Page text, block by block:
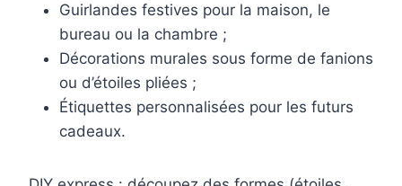
Guirlandes festives pour la maison, le
bureau ou la chambre ;
Décorations murales sous forme de fanions
ou d’étoiles pliées ;
Étiquettes personnalisées pour les futurs
cadeaux.